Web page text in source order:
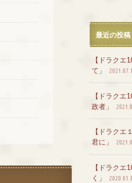
最近の投稿
【ドラクエ
て」
【ドラクエ
政者」
【ドラクエ
君に」
【ドラク
く」